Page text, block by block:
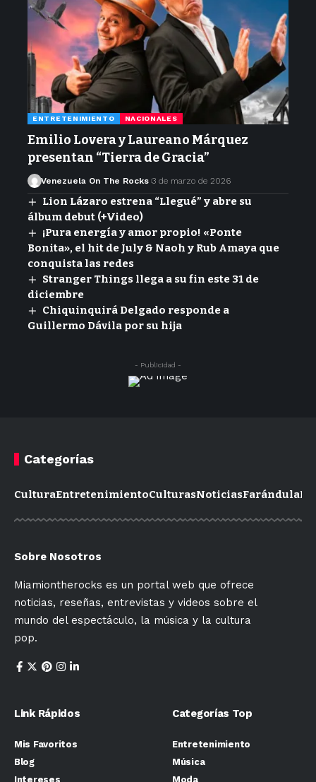
ENTRETENIMIENTO NACIONALES
Emilio Lovera y Laureano Márquez
presentan “Tierra de Gracia”
Venezuela On The Rocks 3 de marzo de 2026
Lion Lázaro estrena “Llegué” y abre su
álbum debut (+Video)
¡Pura energía y amor propio! «Ponte
Bonita», el hit de July & Naoh y Rub Amaya que
conquista las redes
Stranger Things llega a su fin este 31 de
diciembre
Chiquinquirá Delgado responde a
Guillermo Dávila por su hija
- Publicidad -
Categorías
CulturaEntretenimientoCulturasNoticiasFarándula
Sobre Nosotros
Miamiontherocks es un portal web que ofrece
noticias, reseñas, entrevistas y videos sobre el
mundo del espectáculo, la música y la cultura
pop.
Link Rápidos
Mis Favoritos
Blog
Intereses
Categorías Top
Entretenimiento
Música
Moda